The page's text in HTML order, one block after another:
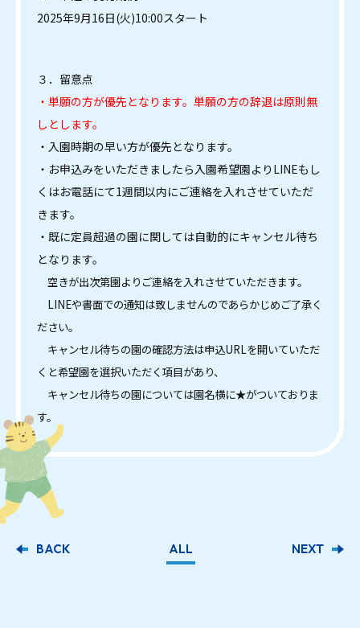
2025年9月16日(火)10:00スタート
３．留意点
・単願の方が優先となります。単願の方の辞退は原則無
しとします。
・入園時期の早い方が優先となります。
・お申込みをいただきましたら入園希望園よりLINEもし
くはお電話にて1週間以内にご連絡を入れさせていただ
きます。
・既に定員超過の園に関しては自動的にキャンセル待ち
となります。
空きが出次第園よりご連絡を入れさせていただきます。
LINEや書面での通知は致しませんのであらかじめご了承く
ださい。
キャンセル待ちの園の確認方法は申込URLを開いていただ
くと希望園を選択いただく項目があり、
キャンセル待ちの園については園名横に★がついておりま
す。
BACK ALL NEXT